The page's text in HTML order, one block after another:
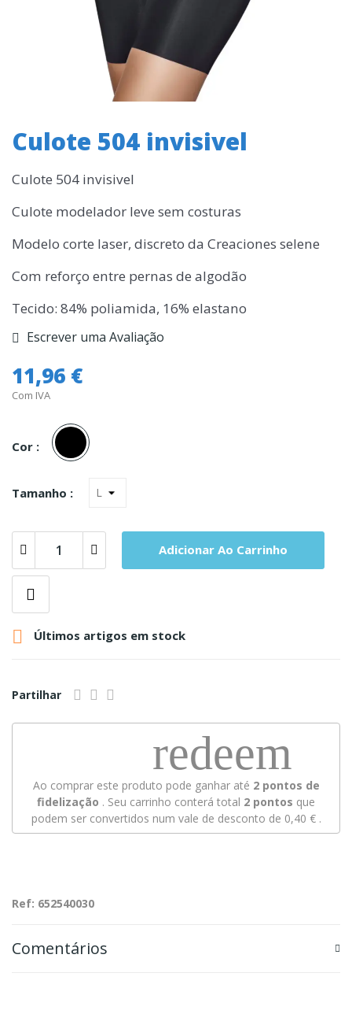
Culote 504 invisivel
Culote 504 invisivel
Culote modelador leve sem costuras
Modelo corte laser, discreto da Creaciones selene
Com reforço entre pernas de algodão
Tecido: 84% poliamida, 16% elastano
Escrever uma Avaliação
11,96 €
Com IVA
Cor :
Preto
Tamanho :
Adicionar Ao Carrinho
 Últimos artigos em stock
Partilhar
redeem
Ao comprar este produto pode ganhar até 2pontos de
fidelização . Seu carrinho conterá total 2 pontos que
podem ser convertidos num vale de desconto de 0,40 €.
Ref: 652540030
Comentários